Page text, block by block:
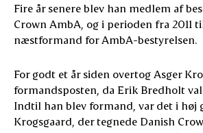
Fire år senere blev han medlem af
Crown AmbA, og i perioden fra 2011
næstformand for AmbA-bestyrelsen.
For godt et år siden overtog Asger
formandsposten, da Erik Bredholt
Indtil han blev formand, var det i høj
Krogsgaard, der tegnede Danish